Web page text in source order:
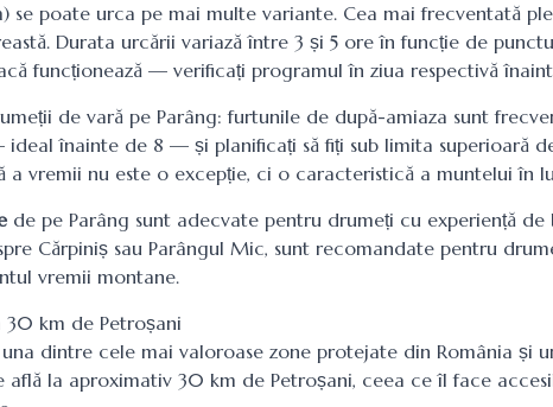
se poate urca pe mai multe variante. Cea mai frecventată
Durata urcării variază între 3 și 5 ore în funcție de
funcționează — verificați programul în ziua respectivă
de vară pe Parâng: furtunile de după-amiaza sunt
înainte de 8 — și planificați să fiți sub limita superioară
a vremii nu este o excepție, ci o caracteristică a muntelui în
de pe Parâng sunt adecvate pentru drumeți cu experiență
Cărpiniș sau Parângul Mic, sunt recomandate pentru
vremii montane.
km de Petroșani
dintre cele mai valoroase zone protejate din România și
află la aproximativ 30 km de Petroșani, ceea ce îl face